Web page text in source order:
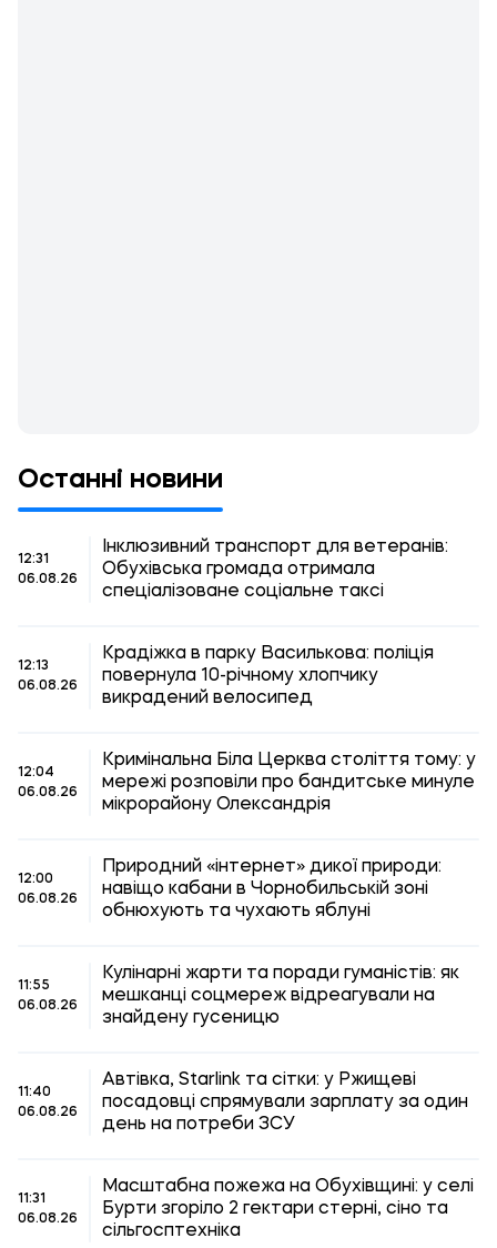
Останні новини
12:31
06.08.26
Інклюзивний транспорт для ветеранів:
Обухівська громада отримала
спеціалізоване соціальне таксі
12:13
06.08.26
Крадіжка в парку Василькова: поліція
повернула 10-річному хлопчику
викрадений велосипед
12:04
06.08.26
Кримінальна Біла Церква століття тому: у
мережі розповіли про бандитське минуле
мікрорайону Олександрія
12:00
06.08.26
Природний «інтернет» дикої природи:
навіщо кабани в Чорнобильській зоні
обнюхують та чухають яблуні
11:55
06.08.26
Кулінарні жарти та поради гуманістів: як
мешканці соцмереж відреагували на
знайдену гусеницю
11:40
06.08.26
Автівка, Starlink та сітки: у Ржищеві
посадовці спрямували зарплату за один
день на потреби ЗСУ
11:31
06.08.26
Масштабна пожежа на Обухівщині: у селі
Бурти згоріло 2 гектари стерні, сіно та
сільгосптехніка